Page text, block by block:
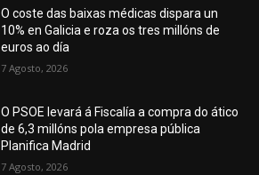
O coste das baixas médicas dispara un
10% en Galicia e roza os tres millóns de
euros ao día
7 Agosto, 2026
O PSOE levará á Fiscalía a compra do ático
de 6,3 millóns pola empresa pública
Planifica Madrid
7 Agosto, 2026